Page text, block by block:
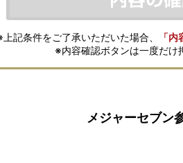
記条件をご了承いただいた場合、 「内
※内容確認ボタンは一度だけ
メジャーセブン